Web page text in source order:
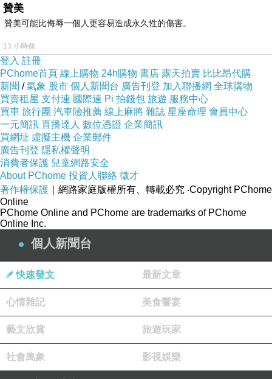
贊美
贊美可能比侮辱一個人更容易造成永久性的傷害。
13 小時前
登入 註冊
PChome首頁 線上購物 24h購物 書店 露天拍賣 比比昂代購
新聞 /氣象 股市 個人新聞台 廣告刊登 加入聯播網 全球購物
買賣租屋 支付連 國際連 Pi 拍錢包 旅遊 服務中心
買車 旅行團 汽車險推薦 線上麻將 雜誌 星座命理 會員中心
一元簡訊 直播達人 數位憑證 企業簡訊
買網址 虛擬主機 企業郵件
廣告刊登 隱私權聲明
消費者保護 兒童網路安全
About PChome 投資人聯絡 徵才
著作權保護 ｜網路家庭版權所有、轉載必究 ‧Copyright PChome
Online
PChome Online and PChome are trademarks of PChome
Online Inc.
個人新聞台
快速發文 最新文章
心情雜記 美食饗宴
藝文欣賞 旅遊玩家
社會萬象 影視娛樂